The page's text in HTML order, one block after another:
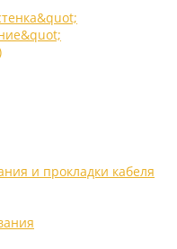
и прокладки кабеля